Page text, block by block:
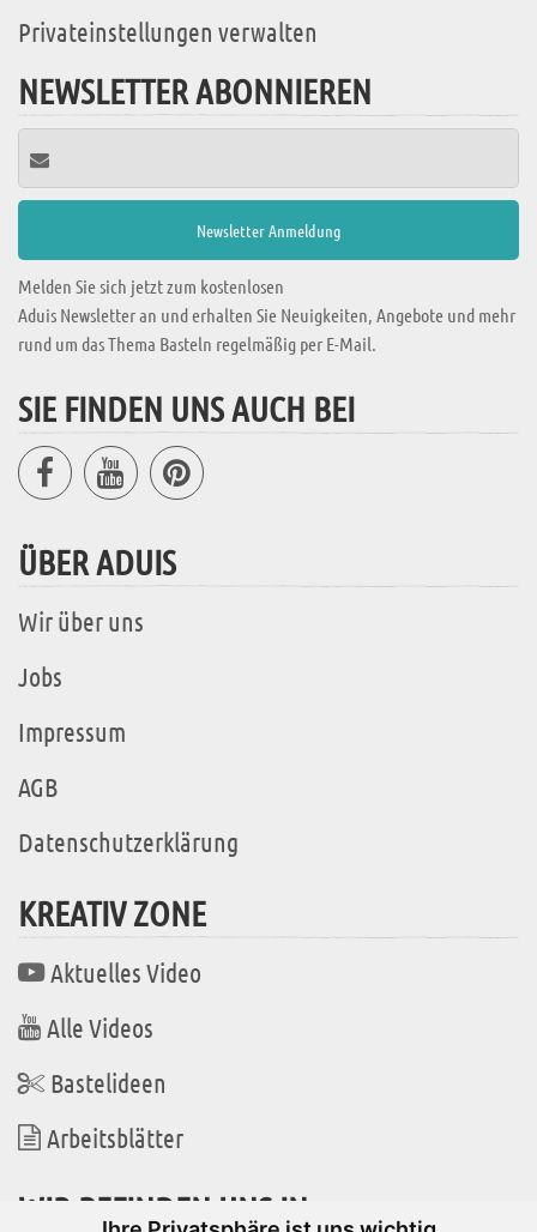
Privateinstellungen verwalten
NEWSLETTER ABONNIEREN
Melden Sie sich jetzt zum kostenlosen
Aduis Newsletter an und erhalten Sie Neuigkeiten, Angebote und mehr
rund um das Thema Basteln regelmäßig per E-Mail.
SIE FINDEN UNS AUCH BEI
ÜBER ADUIS
Wir über uns
Jobs
Impressum
AGB
Datenschutzerklärung
KREATIV ZONE
Aktuelles Video
Alle Videos
Bastelideen
Arbeitsblätter
WIR BEFINDEN UNS IN